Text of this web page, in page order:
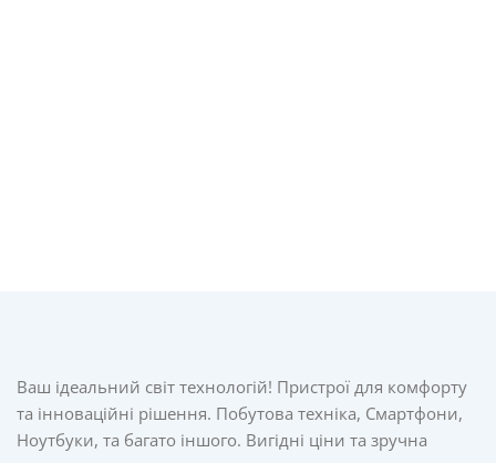
Ваш ідеальний світ технологій! Пристрої для комфорту
та інноваційні рішення. Побутова техніка, Смартфони,
Ноутбуки, та багато іншого. Вигідні ціни та зручна